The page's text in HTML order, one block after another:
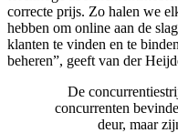
correcte prijs. Zo halen we
hebben om online aan de
klanten te vinden en te
beheren”, geeft van der
De
concurrenten
deur, maar